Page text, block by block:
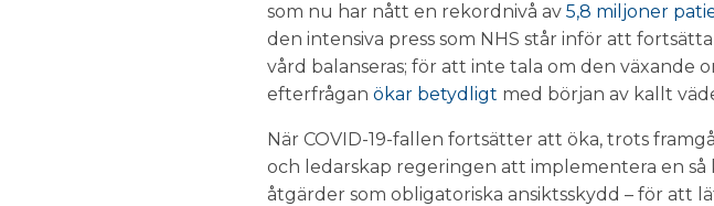
som nu har nått en rekordnivå av 5,8 miljoner
den intensiva press som NHS står inför att
vård balanseras; för att inte tala om den växande
efterfrågan ökar betydligt med början av kallt
När COVID-19-fallen fortsätter att öka, trots
och ledarskap regeringen att implementera en så
åtgärder som obligatoriska ansiktsskydd – för att